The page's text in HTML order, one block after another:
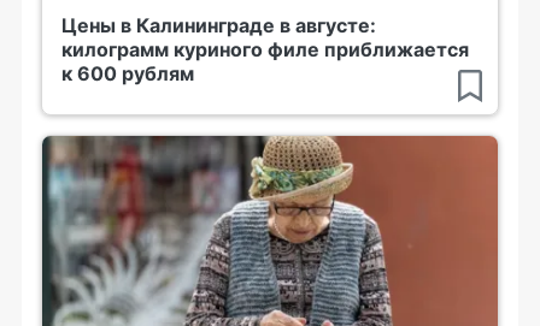
Цены в Калининграде в августе:
килограмм куриного филе приближается
к 600 рублям